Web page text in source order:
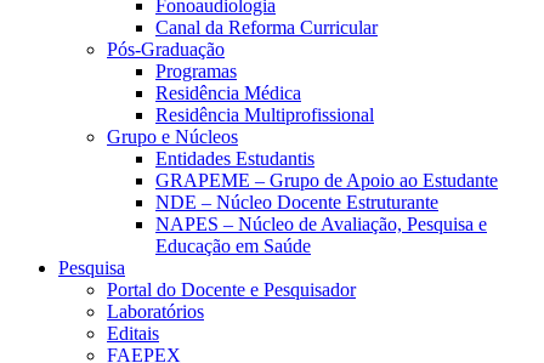
Fonoaudiologia
Canal da Reforma Curricular
Pós-Graduação
Programas
Residência Médica
Residência Multiprofissional
Grupo e Núcleos
Entidades Estudantis
GRAPEME – Grupo de Apoio ao Estudante
NDE – Núcleo Docente Estruturante
NAPES – Núcleo de Avaliação, Pesquisa e
Educação em Saúde
Pesquisa
Portal do Docente e Pesquisador
Laboratórios
Editais
FAEPEX